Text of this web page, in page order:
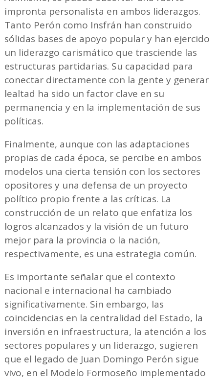
impronta personalista en ambos liderazgos.
Tanto Perón como Insfrán han construido
sólidas bases de apoyo popular y han ejercido
un liderazgo carismático que trasciende las
estructuras partidarias. Su capacidad para
conectar directamente con la gente y generar
lealtad ha sido un factor clave en su
permanencia y en la implementación de sus
políticas.
Finalmente, aunque con las adaptaciones
propias de cada época, se percibe en ambos
modelos una cierta tensión con los sectores
opositores y una defensa de un proyecto
político propio frente a las críticas. La
construcción de un relato que enfatiza los
logros alcanzados y la visión de un futuro
mejor para la provincia o la nación,
respectivamente, es una estrategia común.
Es importante señalar que el contexto
nacional e internacional ha cambiado
significativamente. Sin embargo, las
coincidencias en la centralidad del Estado, la
inversión en infraestructura, la atención a los
sectores populares y un liderazgo, sugieren
que el legado de Juan Domingo Perón sigue
vivo, en el Modelo Formoseño implementado